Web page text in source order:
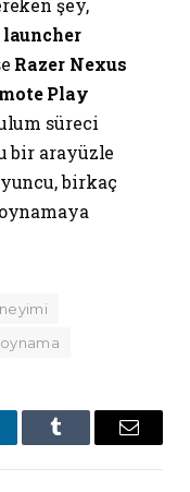
şey,
launcher
Razer Nexus
Play
süreci
bir arayüzle
birkaç
Tumblr Email